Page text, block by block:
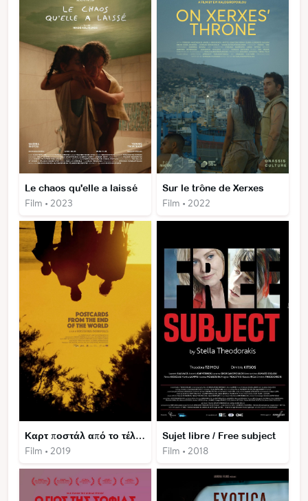
Le chaos qu'elle a laissé
Film • 2023
Sur le trône de Xerxes
Film • 2022
Καρτ ποστάλ από το τέλος του κόσμου
Film • 2019
Sujet libre / Free subject
Film • 2018